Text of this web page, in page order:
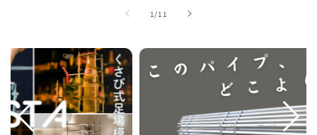
1 /の
11